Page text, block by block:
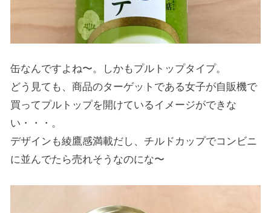
缶なんですよね〜。しかもプルトップタイプ。
どう見ても、商品のターゲットである女子が自販機で
買ってプルトップを開けているイメージができな
い・・・。
デザインも綾鷹感満載だし、チルドカップでコンビニ
に並んでたら売れそうなのにな〜